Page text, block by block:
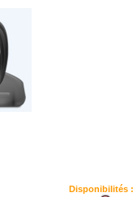
Disponibilités :